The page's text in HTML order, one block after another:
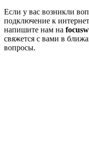
Если у вас возникли
подключение к
напишите нам на
свяжется с вами в
вопросы.